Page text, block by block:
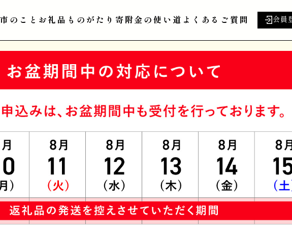
のこと お礼品ものがたり 寄附金の使い道 よくあるご質問 会員